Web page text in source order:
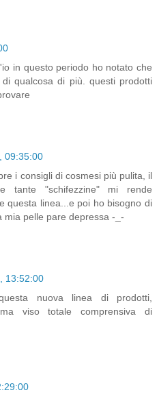
in questo periodo ho notato che
qualcosa di più. questi prodotti
09:35:00
i consigli di cosmesi più pulita, il
tante "schifezzine" mi rende
questa linea...e poi ho bisogno di
mia pelle pare depressa -_-
13:52:00
nuova linea di prodotti,
viso totale comprensiva di